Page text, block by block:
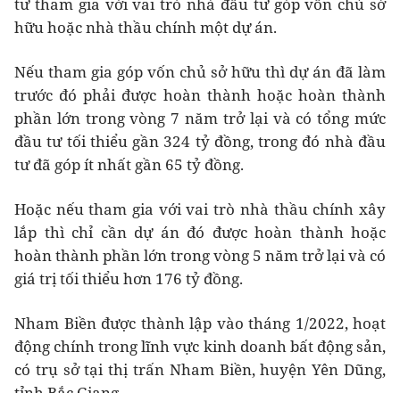
hữu hoặc nhà thầu chính một dự án.
Nếu tham gia góp vốn chủ sở hữu thì dự án đã làm
trước đó phải được hoàn thành hoặc hoàn thành
phần lớn trong vòng 7 năm trở lại và có tổng mức
đầu tư tối thiểu gần 324 tỷ đồng, trong đó nhà đầu
tư đã góp ít nhất gần 65 tỷ đồng.
Hoặc nếu tham gia với vai trò nhà thầu chính xây
lắp thì chỉ cần dự án đó được hoàn thành hoặc
hoàn thành phần lớn trong vòng 5 năm trở lại và có
giá trị tối thiểu hơn 176 tỷ đồng.
Nham Biền được thành lập vào tháng 1/2022, hoạt
động chính trong lĩnh vực kinh doanh bất động sản,
có trụ sở tại thị trấn Nham Biền, huyện Yên Dũng,